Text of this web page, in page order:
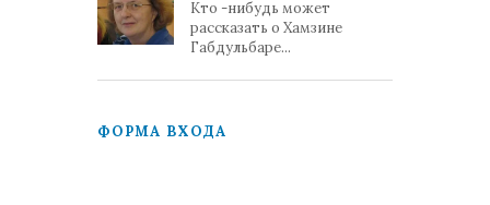
Кто -нибудь может
рассказать о Хамзине
Габдульбаре...
ФОРМА ВХОДА